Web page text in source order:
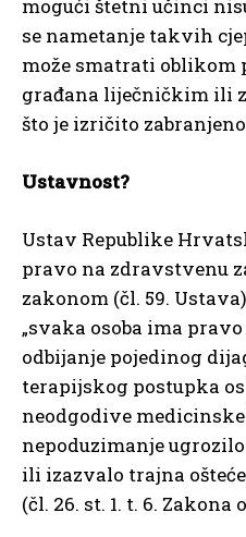
mogući štetni učinci
se nametanje takvih
može smatrati
građana liječničkim ili
što je izričito
Ustavnost?
Ustav Republike
pravo na zdravstvenu
zakonom (čl. 59.
„svaka osoba ima
odbijanje pojedinog
terapijskog postupka
neodgodive
nepoduzimanje
ili izazvalo trajna
(čl. 26. st. 1. t. 6.